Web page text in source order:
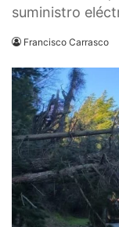
suministro
Francisco Carrasco